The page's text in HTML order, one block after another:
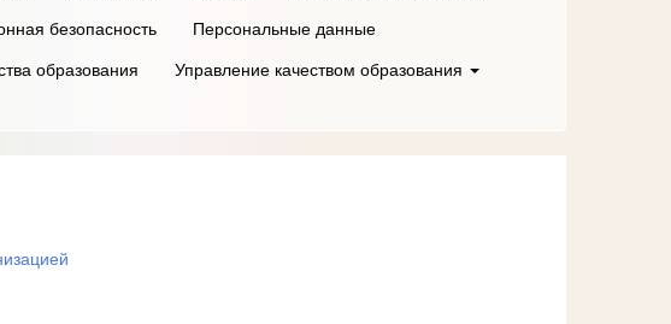
безопасность
Персональные данные
образования
Управление качеством образования